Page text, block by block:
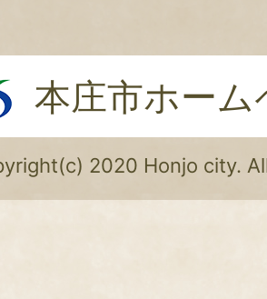
本庄市ホー
2020 Honjo city.